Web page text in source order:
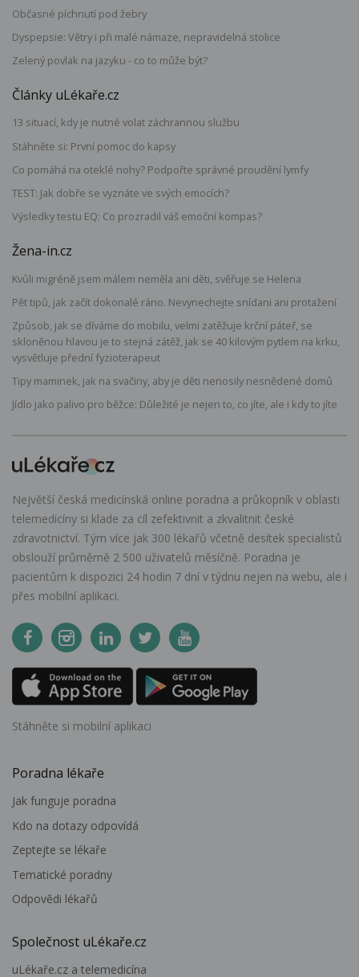
Občasné píchnutí pod žebry
Dyspepsie: Větry i při malé námaze, nepravidelná stolice
Zelený povlak na jazyku - co to může být?
Články uLékaře.cz
13 situací, kdy je nutné volat záchrannou službu
Stáhněte si: První pomoc do kapsy
Co pomáhá na oteklé nohy? Podpořte správné proudění lymfy
TEST: Jak dobře se vyznáte ve svých emocích?
Výsledky testu EQ: Co prozradil váš emoční kompas?
Žena-in.cz
Kvůli migréně jsem málem neměla ani děti, svěřuje se Helena
Pět tipů, jak začít dokonalé ráno. Nevynechejte snídani ani protažení
Způsob, jak se díváme do mobilu, velmi zatěžuje krční páteř, se
skloněnou hlavou je to stejná zátěž, jak se 40 kilovým pytlem na krku,
vysvětluje přední fyzioterapeut
Tipy maminek, jak na svačiny, aby je děti nenosily nesnědené domů
Jídlo jako palivo pro běžce: Důležité je nejen to, co jíte, ale i kdy to jíte
Největší česká medicínská online poradna a průkopník v oblasti
telemedicíny si klade za cíl zefektivnit a zkvalitnit české
zdravotnictví. Tým více jak 300 lékařů včetně desítek specialistů
obslouží průměrně 2 500 uživatelů měsíčně. Poradna je
pacientům k dispozici 24 hodin 7 dní v týdnu nejen na webu, ale i
přes mobilní aplikaci.
Stáhněte si mobilní aplikaci
Poradna lékaře
Jak funguje poradna
Kdo na dotazy odpovídá
Zeptejte se lékaře
Tematické poradny
Odpovědi lékařů
Společnost uLékaře.cz
uLékaře.cz a telemedicína